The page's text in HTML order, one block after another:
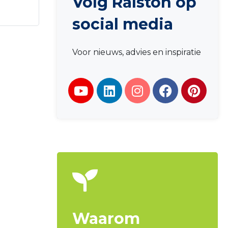
social media
Voor nieuws, advies en inspiratie
Waarom